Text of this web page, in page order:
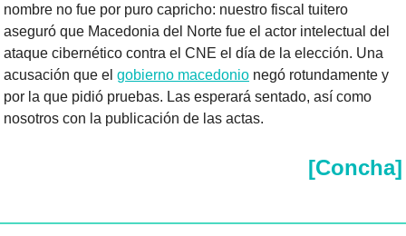
nombre no fue por puro capricho: nuestro fiscal tuitero
aseguró que Macedonia del Norte fue el actor intelectual del
ataque cibernético contra el CNE el día de la elección. Una
acusación que el gobierno macedonio negó rotundamente y
por la que pidió pruebas. Las esperará sentado, así como
nosotros con la publicación de las actas.
[Concha]